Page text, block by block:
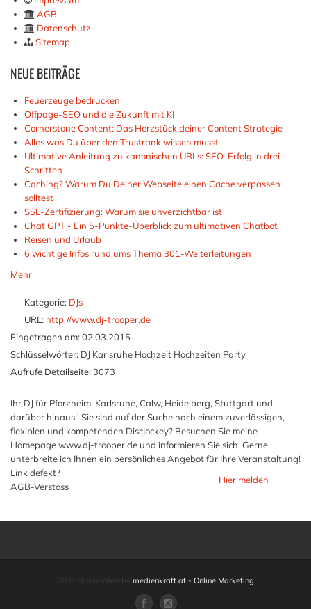
AGB
Datenschutz
Sitemap
NEUEBEITRÄGE
Feuerzeuge bedrucken
Offpage-SEO und die Zukunft mit KI
Cornerstone Content: Das Herzstück deiner Content Strategie
Alles was Du über den Trustrank wissen musst
Ultimative Anleitung zu kanonischen URLs: SEO-Erfolg in drei
Schritten
Caching? Warum Du Deiner Webseite einen Cache verpassen
solltest
SSL-Zertifizierung: Warum sie unverzichtbar ist
Chat GPT - Ein 5-Punkte-Überblick zum ultimativen Chatbot
Reisen und Urlaub
6 wichtige Infos rund ums Thema 301-Weiterleitungen
Mehr
Kategorie: DJs
URL: http://www.dj-trooper.de
Eingetragen am: 02.03.2015
Schlüsselwörter: DJ Karlsruhe Hochzeit Hochzeiten Party
Aufrufe Detailseite: 3073
Ihr DJ für Pforzheim, Karlsruhe, Calw, Heidelberg, Stuttgart und
darüber hinaus ! Sie sind auf der Suche nach einem zuverlässigen,
flexiblen und kompetenden Discjockey? Besuchen Sie meine
Homepage www.dj-trooper.de und informieren Sie sich. Gerne
unterbreite ich Ihnen ein persönliches Angebot für Ihre Veranstaltung!
Link defekt?
AGB-Verstoss
Hier melden
2021 © operated by medienkraft.at - Online Marketing